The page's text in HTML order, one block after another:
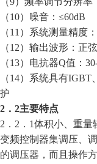
（10）噪音： ≤60dB
（11）系统测量精度
（12）输出波形：正
（13）电抗器Q值：
（14）系统具有
护
2．2主要特点
2．2．1体积小、重量
变频控制器集调压、
的调压器，而且操作